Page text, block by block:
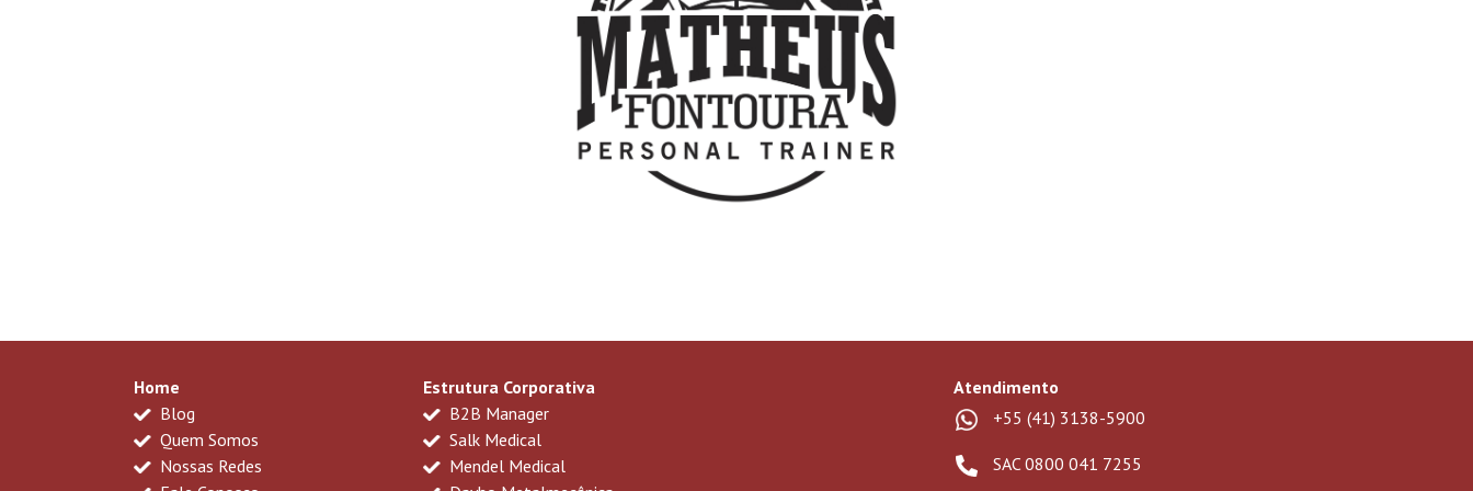
Home
Blog
Quem Somos
Nossas Redes
Estrutura Corporativa
B2B Manager
Salk Medical
Mendel Medical
Atendimento
+55 (41) 3138-5900
SAC 0800 041 7255